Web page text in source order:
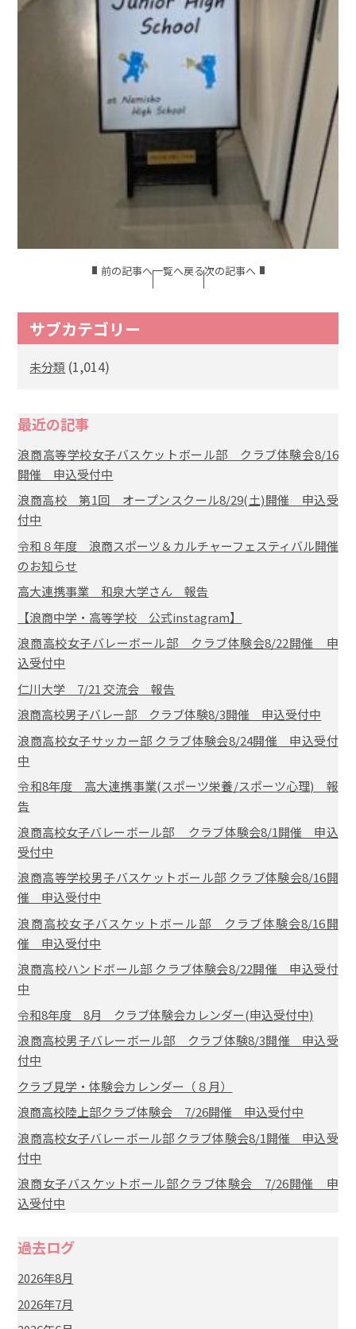
前の記事へ一覧へ戻る次の記事へ
サブカテゴリー
未分類 (1,014)
最近の記事
浪商高等学校女子バスケットボール部 クラブ体験会8/16
開催 申込受付中
浪商高校 第1回 オープンスクール8/29(土)開催 申込受
付中
令和８年度 浪商スポーツ＆カルチャーフェスティバル開催
のお知らせ
高大連携事業 和泉大学さん 報告
【浪商中学・高等学校 公式instagram】
浪商高校女子バレーボール部 クラブ体験会8/22開催 申
込受付中
仁川大学 7/21 交流会 報告
浪商高校男子バレー部 クラブ体験8/3開催 申込受付中
浪商高校女子サッカー部 クラブ体験会8/24開催 申込受付
中
令和8年度 高大連携事業(スポーツ栄養/スポーツ心理) 報
告
浪商高校女子バレーボール部 クラブ体験会8/1開催 申込
受付中
浪商高等学校男子バスケットボール部 クラブ体験会8/16開
催 申込受付中
浪商高校女子バスケットボール部 クラブ体験会8/16開
催 申込受付中
浪商高校ハンドボール部 クラブ体験会8/22開催 申込受付
中
令和8年度 8月 クラブ体験会カレンダー(申込受付中)
浪商高校男子バレーボール部 クラブ体験8/3開催 申込受
付中
クラブ見学・体験会カレンダー（８月）
浪商高校陸上部クラブ体験会 7/26開催 申込受付中
浪商高校女子バレーボール部 クラブ体験会8/1開催 申込受
付中
浪商女子バスケットボール部クラブ体験会 7/26開催 申
込受付中
過去ログ
2026年8月
2026年7月